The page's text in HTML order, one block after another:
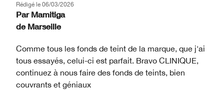
Rédigé le 06/03/2026
Par Mamitiga
de Marseille
Comme tous les fonds de teint de la marque, que j'ai
tous essayés, celui-ci est parfait. Bravo CLINIQUE,
continuez à nous faire des fonds de teints, bien
couvrants et géniaux